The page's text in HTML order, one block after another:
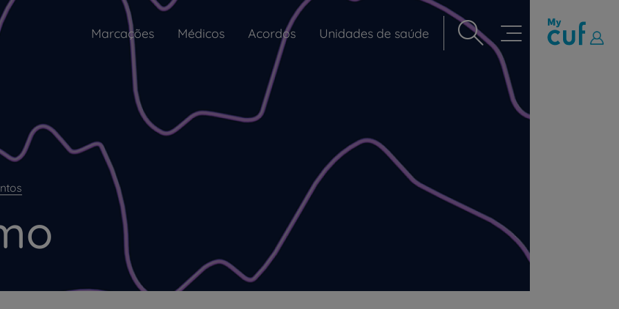
Navegação
principal
Marcações Médicos Acordos Unidades de saúde